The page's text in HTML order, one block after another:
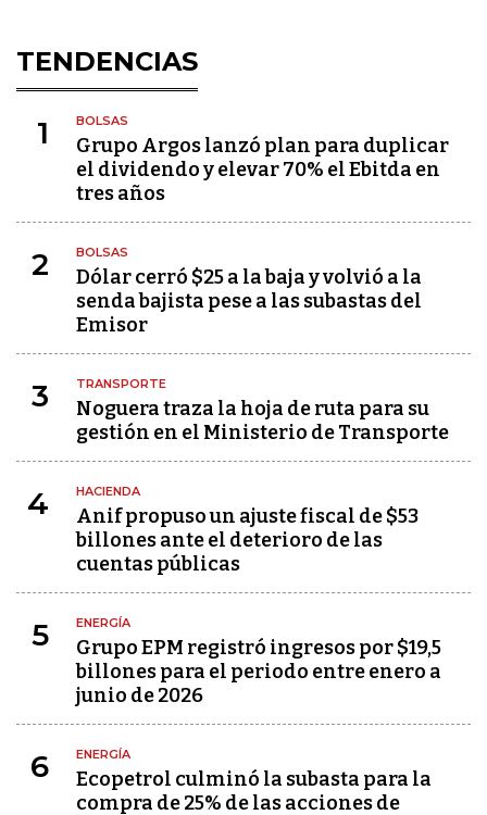
TENDENCIAS
1 BOLSAS
Grupo Argos lanzó plan para duplicar
el dividendo y elevar 70% el Ebitda en
tres años
2 BOLSAS
Dólar cerró $25 a la baja y volvió a la
senda bajista pese a las subastas del
Emisor
3 TRANSPORTE
Noguera traza la hoja de ruta para su
gestión en el Ministerio de Transporte
4 HACIENDA
Anif propuso un ajuste fiscal de $53
billones ante el deterioro de las
cuentas públicas
5 ENERGÍA
Grupo EPM registró ingresos por $19,5
billones para el periodo entre enero a
junio de 2026
6 ENERGÍA
Ecopetrol culminó la subasta para la
compra de 25% de las acciones de